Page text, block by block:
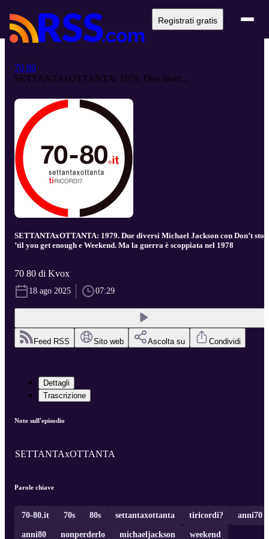
Registrati gratis
70 80
SETTANTAxOTTANTA: 1979. Due diver...
SETTANTAxOTTANTA: 1979. Due diversi Michael Jackson con Don’t stop
’til you get enough e Weekend. Ma la guerra è scoppiata nel 1978
70 80 di Kvox
18 ago 2025 07:29
Feed RSS Sito web Ascolta su Condividi
Dettagli
Trascrizione
Note sull'episodio
SETTANTAxOTTANTA
Parole chiave
70-80.it 70s 80s settantaxottanta tiricordi? anni70
anni80 nonperderlo michaeljackson weekend